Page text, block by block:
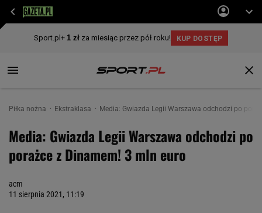
Piłka nożna Ekstraklasa Media: Gwiazda Legii Warszawa odchodzi po
Media: Gwiazda Legii Warszawa odchodzi po
porażce z Dinamem! 3 mln euro
acm
11 sierpnia 2021, 11:19